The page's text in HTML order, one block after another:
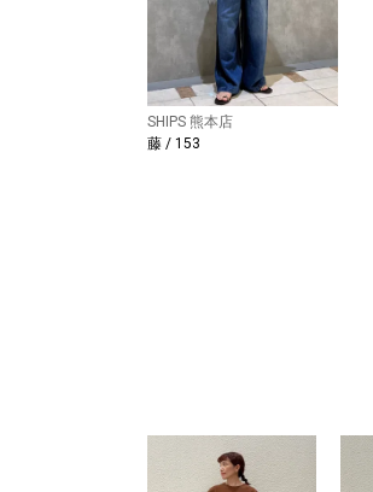
SHIPS 熊本店
藤 / 153